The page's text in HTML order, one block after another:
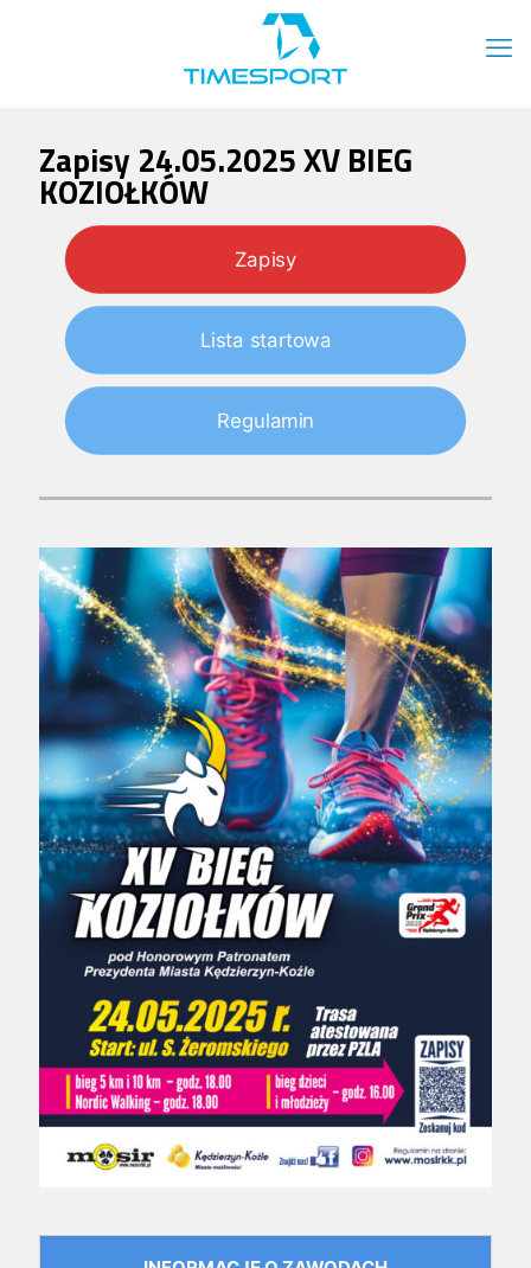
Zapisy 24.05.2025 XV BIEG
KOZIOŁKÓW
Zapisy
Lista startowa
Regulamin